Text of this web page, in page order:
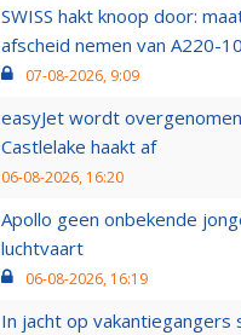
SWISS hakt knoop door:
afscheid nemen van A220-
07-08-2026, 9:09
easyJet wordt
Castlelake haakt af
06-08-2026, 16:20
Apollo geen onbekende
luchtvaart
06-08-2026, 16:19
In jacht op vakantiegangers